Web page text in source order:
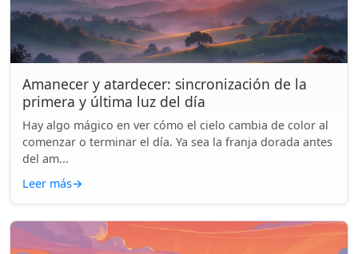
Amanecer y atardecer: sincronización de la
primera y última luz del día
Hay algo mágico en ver cómo el cielo cambia de color al
comenzar o terminar el día. Ya sea la franja dorada antes
del am...
Leer más→